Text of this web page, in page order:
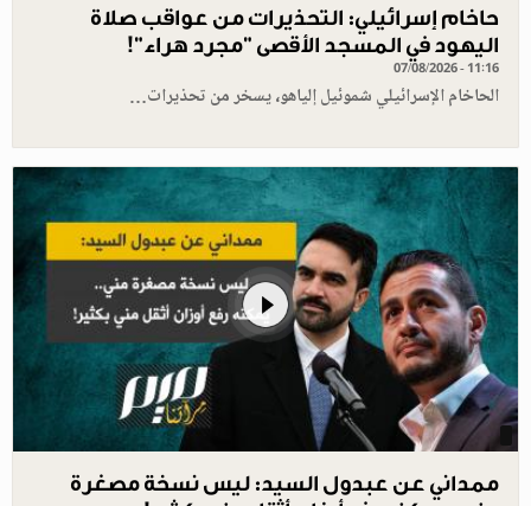
حاخام إسرائيلي: التحذيرات من عواقب صلاة
اليهود في المسجد الأقصى "مجرد هراء"!
07/08/2026 - 11:16
الحاخام الإسرائيلي شموئيل إلياهو، يسخر من تحذيرات…
ممداني عن عبدول السيد: ليس نسخة مصغرة